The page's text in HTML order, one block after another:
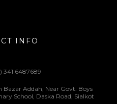
INFO
341 6487689
Bazar Addah, Near Govt. Boys
School, Daska Road, Sialkot